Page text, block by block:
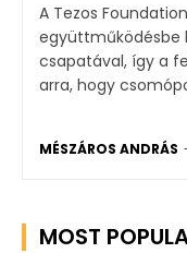
A Tezos
együttműködésbe
csapatával, így a
arra, hogy
MÉSZÁROS ANDRÁS
MOST